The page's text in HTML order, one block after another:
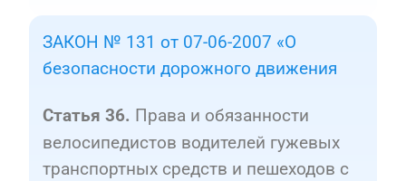
ЗАКОН № 131 от 07-06-2007 «О
безопасности дорожного движения
Статья 36. Права и обязанности
велосипедистов водителей гужевых
транспортных средств и пешеходов с